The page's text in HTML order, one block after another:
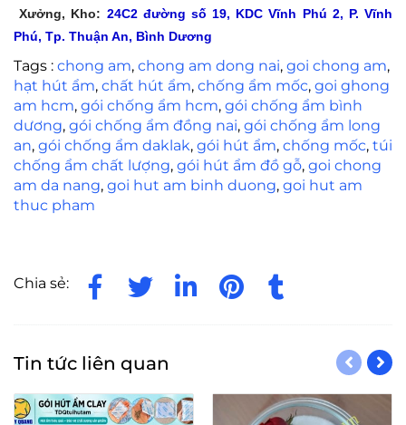
Xưởng, Kho: 24C2 đường số 19, KDC Vĩnh Phú 2, P. Vĩnh
Phú, Tp. Thuận An, Bình Dương
Tags : chong am, chong am dong nai, goi chong am,
hạt hút ẩm, chất hút ẩm, chống ẩm mốc, goi ghong
am hcm, gói chống ẩm hcm, gói chống ẩm bình
dương, gói chống ẩm đồng nai, gói chống ẩm long
an, gói chống ẩm daklak, gói hút ẩm, chống mốc, túi
chống ẩm chất lượng, gói hút ẩm đồ gỗ, goi chong
am da nang, goi hut am binh duong, goi hut am
thuc pham
Chia sẻ:
Tin tức liên quan